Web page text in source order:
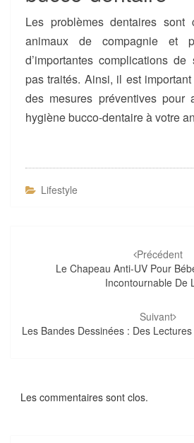
Les problèmes dentaires sont
animaux de compagnie et
d’importantes complications
pas traités. Ainsi, il est
des mesures préventives pour
hygiène bucco-dentaire à votre
Lifestyle
d'article
Précédent
Le Chapeau Anti-UV Pour
Incontournable De
Suivant
Les Bandes Dessinées : Des
Les commentaires sont clos.